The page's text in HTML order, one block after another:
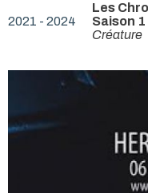
2021 - 2024
Les
Saison 1
Créature